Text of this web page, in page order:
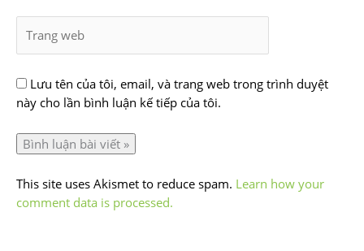
Lưu tên của tôi, email, và trang web trong trình duyệt
này cho lần bình luận kế tiếp của tôi.
This site uses Akismet to reduce spam. Learn how your
comment data is processed.